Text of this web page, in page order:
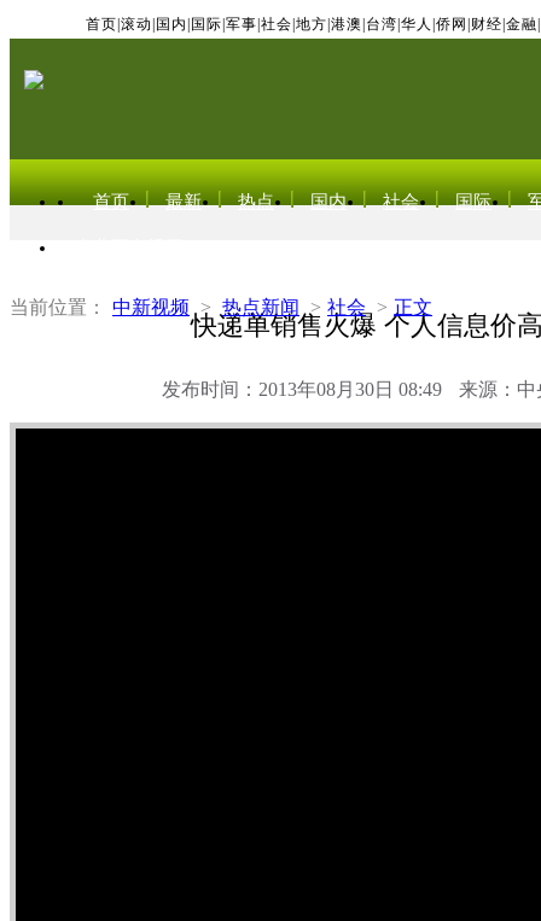
首页 滚动 国内 国际 军事 社会 地方 港澳 台湾 华人 侨网 财经 金融
首页 最新 热点 国内 社会 国际
当前位置： 中新视频 > 热点新闻 > 社会 > 正文
快递单销售火爆 个人信息价
发布时间：2013年08月30日 08:49 来源：中